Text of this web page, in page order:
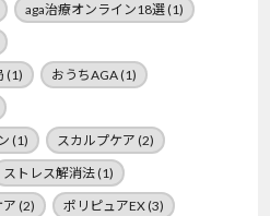
aga治療オンライン18選(1)
(1) おうちAGA(1)
(1) スカルプケア (2)
ストレス解消法(1)
ア (2) ポリピュアEX(3)